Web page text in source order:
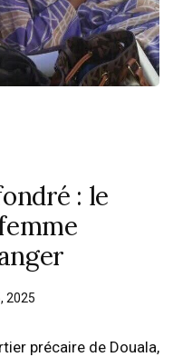
: le
2025
précaire de Douala,